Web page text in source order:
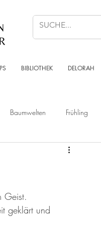
BIBLIOTHEK DELORAH
Baumwelten Frühling
Krafttier - Botschaften
Kraft des Ortes
Geist.
geklärt und